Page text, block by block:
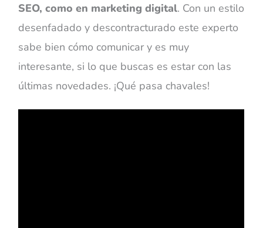
SEO, como en marketing digital. Con un estilo
desenfadado y descontracturado este experto
sabe bien cómo comunicar y es muy
interesante, si lo que buscas es estar con las
últimas novedades. ¡Qué pasa chavales!